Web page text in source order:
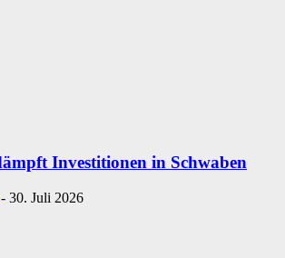
Investitionen in Schwaben
- 30. Juli 2026